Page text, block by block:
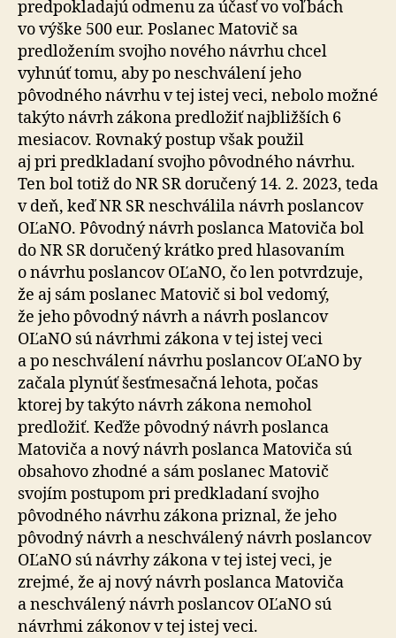
predpokladajú odmenu za účasť vo voľbách
vo výške 500 eur. Poslanec Matovič sa
predložením svojho nového návrhu chcel
vyhnúť tomu, aby po neschválení jeho
pôvodného návrhu v tej istej veci, nebolo možné
takýto návrh zákona predložiť najbližších 6
mesiacov. Rovnaký postup však použil
aj pri predkladaní svojho pôvodného návrhu.
Ten bol totiž do NR SR doručený 14. 2. 2023, teda
v deň, keď NR SR neschválila návrh poslancov
OĽaNO. Pôvodný návrh poslanca Matoviča bol
do NR SR doručený krátko pred hlasovaním
o návrhu poslancov OĽaNO, čo len potvrdzuje,
že aj sám poslanec Matovič si bol vedomý,
že jeho pôvodný návrh a návrh poslancov
OĽaNO sú návrhmi zákona v tej istej veci
a po neschválení návrhu poslancov OĽaNO by
začala plynúť šesťmesačná lehota, počas
ktorej by takýto návrh zákona nemohol
predložiť. Keďže pôvodný návrh poslanca
Matoviča a nový návrh poslanca Matoviča sú
obsahovo zhodné a sám poslanec Matovič
svojím postupom pri predkladaní svojho
pôvodného návrhu zákona priznal, že jeho
pôvodný návrh a neschválený návrh poslancov
OĽaNO sú návrhy zákona v tej istej veci, je
zrejmé, že aj nový návrh poslanca Matoviča
a neschválený návrh poslancov OĽaNO sú
návrhmi zákonov v tej istej veci.